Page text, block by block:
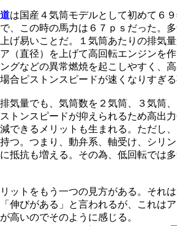
は国産４気筒モデルとして初めて６
、この時の馬力は６７ｐｓだった。
げ易いことだ。１気筒あたりの排気
（直径）を上げて高回転エンジンを
グなどの異常燃焼を起こしやすく、
合ピストンスピードが速くなりすぎ
気量でも、気筒数を２気筒、３気筒
ストンスピードが抑えられるため高出
できるメリットも生まれる。ただし
つ。つまり、動弁系、軸受け、シリ
抵抗も増える。その為、低回転では
ットをもう一つの見方がある。それ
伸びがある」と言われるが、これは
高いのでそのように感じる。